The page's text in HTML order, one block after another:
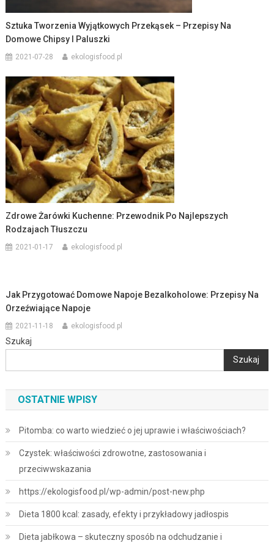
Sztuka Tworzenia Wyjątkowych Przekąsek – Przepisy Na
Domowe Chipsy I Paluszki
2021-07-28 ekologisfood.pl
Zdrowe Żarówki Kuchenne: Przewodnik Po Najlepszych
Rodzajach Tłuszczu
2021-01-17 ekologisfood.pl
Jak Przygotować Domowe Napoje Bezalkoholowe: Przepisy Na
Orzeźwiające Napoje
2021-11-18 ekologisfood.pl
Szukaj
Szukaj
OSTATNIE WPISY
Pitomba: co warto wiedzieć o jej uprawie i właściwościach?
Czystek: właściwości zdrowotne, zastosowania i
przeciwwskazania
https://ekologisfood.pl/wp-admin/post-new.php
Dieta 1800 kcal: zasady, efekty i przykładowy jadłospis
Dieta jabłkowa – skuteczny sposób na odchudzanie i